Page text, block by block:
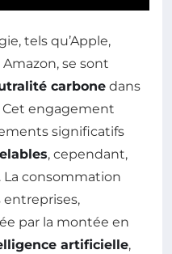
tels qu’Apple,
se sont
carbone dans
Cet engagement
significatifs
, cependant,
consommation
entreprises,
par la montée en
artificielle,